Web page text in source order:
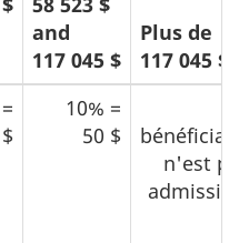
and
117 045 $
Plus de
117 045 $
10% =
50 $
n'est